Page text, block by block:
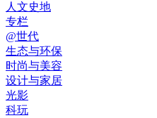
人文史地
专栏
@世代
生态与环保
时尚与美容
设计与家居
光影
科玩